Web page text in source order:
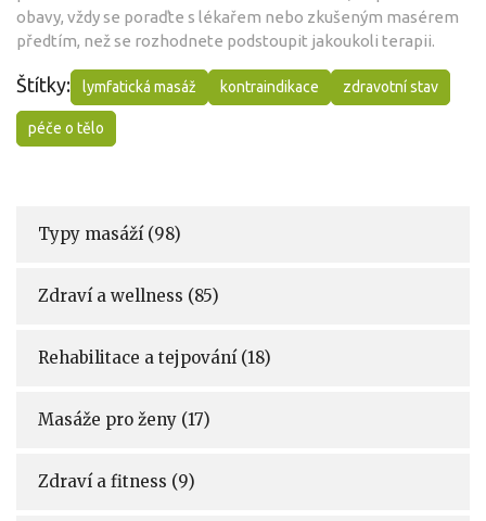
obavy, vždy se poraďte s lékařem nebo zkušeným masérem
předtím, než se rozhodnete podstoupit jakoukoli terapii.
Štítky: lymfatická masáž kontraindikace zdravotní stav
péče o tělo
Typy masáží (98)
Zdraví a wellness (85)
Rehabilitace a tejpování (18)
Masáže pro ženy (17)
Zdraví a fitness (9)